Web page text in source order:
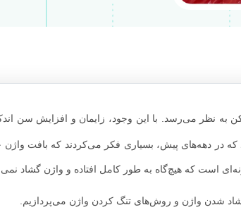
به نظر می‌رسد. با این وجود، زایمان و افزایش سن
که در دهه‌های پیش، بسیاری فکر می‌کردند که بافت
است که هیچ‌گاه به طور کامل افتاده و واژن گشاد
شدن واژن و روش‌‌های تنگ کردن واژن می‌پردازیم.